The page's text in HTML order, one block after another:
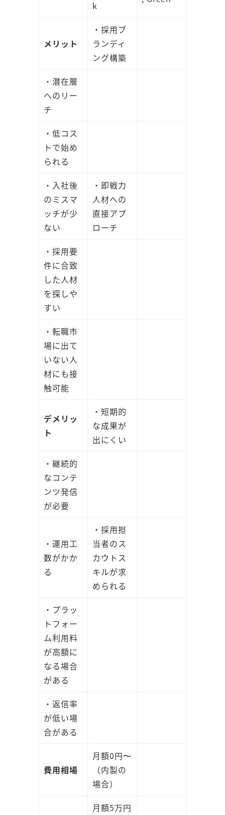
k
メリット
・採用ブ
ランディ
ング構築
・潜在層
へのリー
チ
・低コス
トで始め
られる
・入社後
のミスマ
ッチが少
ない
・即戦力
人材への
直接アプ
ローチ
・採用要
件に合致
した人材
を探しや
すい
・転職市
場に出て
いない人
材にも接
触可能
デメリッ
ト
・短期的
な成果が
出にくい
・継続的
なコンテ
ンツ発信
が必要
・運用工
数がかか
る
・採用担
当者のス
カウトス
キルが求
められる
・プラッ
トフォー
ム利用料
が高額に
なる場合
がある
・返信率
が低い場
合がある
費用相場
月額0円〜
（内製の
場合）
月額5万円